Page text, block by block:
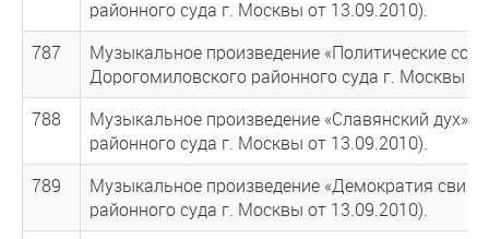
районного суда г. Москвы от 13.09.2010).
787
Музыкальное произведение «Политические
Дорогомиловского районного суда г. Москвы
788
Музыкальное произведение «Славянский дух»
районного суда г. Москвы от 13.09.2010).
789
Музыкальное произведение «Демократия
районного суда г. Москвы от 13.09.2010).